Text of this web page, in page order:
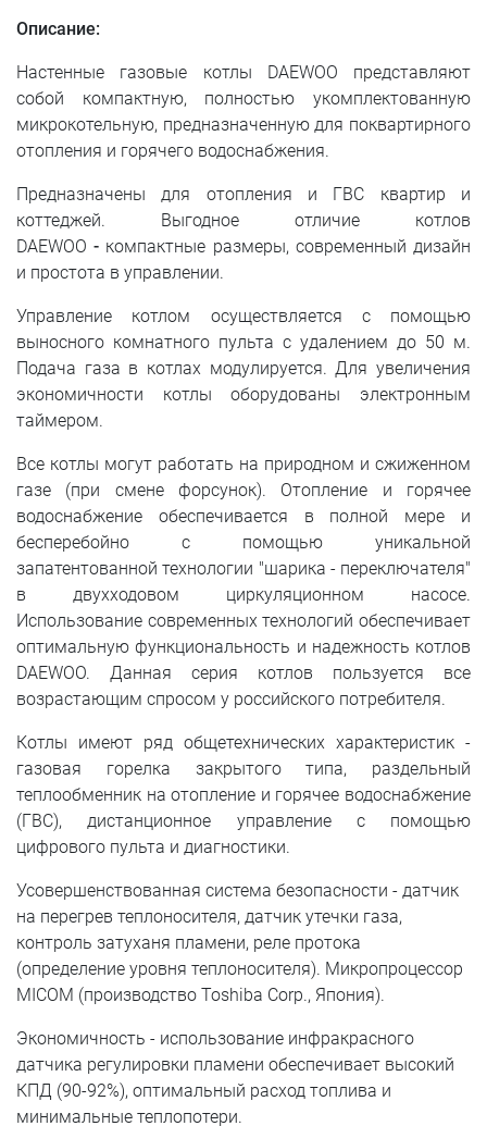
Описание:
Настенные газовые котлы DAEWOO представляют
собой компактную, полностью укомплектованную
микрокотельную, предназначенную для поквартирного
отопления и горячего водоснабжения.
Предназначены для отопления и ГВС квартир и
коттеджей. Выгодное отличие котлов
DAEWOO - компактные размеры, современный дизайн
и простота в управлении.
Управление котлом осуществляется с помощью
выносного комнатного пульта с удалением до 50 м.
Подача газа в котлах модулируется. Для увеличения
экономичности котлы оборудованы электронным
таймером.
Все котлы могут работать на природном и сжиженном
газе (при смене форсунок). Отопление и горячее
водоснабжение обеспечивается в полной мере и
бесперебойно с помощью уникальной
запатентованной технологии "шарика - переключателя"
в двухходовом циркуляционном насосе.
Использование современных технологий обеспечивает
оптимальную функциональность и надежность котлов
DAEWOO. Данная серия котлов пользуется все
возрастающим спросом у российского потребителя.
Котлы имеют ряд общетехнических характеристик -
газовая горелка закрытого типа, раздельный
теплообменник на отопление и горячее водоснабжение
(ГВС), дистанционное управление с помощью
цифрового пульта и диагностики.
Усовершенствованная система безопасности - датчик
на перегрев теплоносителя, датчик утечки газа,
контроль затуханя пламени, реле протока
(определение уровня теплоносителя). Микропроцессор
MICOM (производство Toshiba Corp., Япония).
Экономичность - использование инфракрасного
датчика регулировки пламени обеспечивает высокий
КПД (90-92%), оптимальный расход топлива и
минимальные теплопотери.